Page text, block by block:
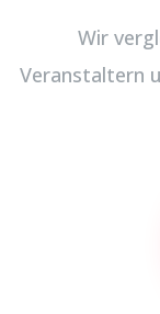
Wir
Veranstaltern